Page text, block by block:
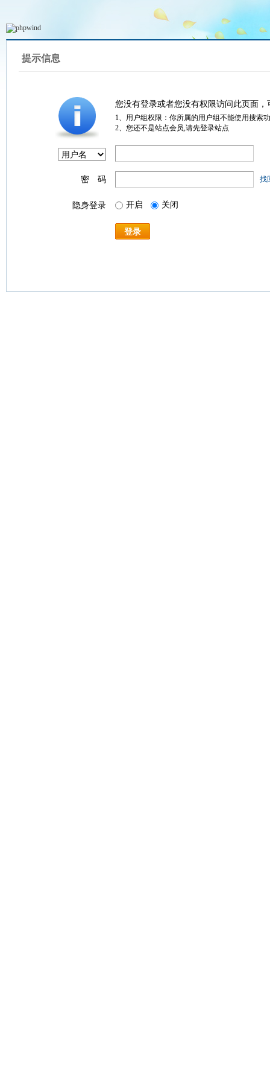
提示信息
您没有登录或者您没有权限访问此页面
1、用户组权限：你所属的用户组不能使用搜索
2、您还不是站点会员,请先登录站点
密 码 找
隐身登录 开启 关闭
登录